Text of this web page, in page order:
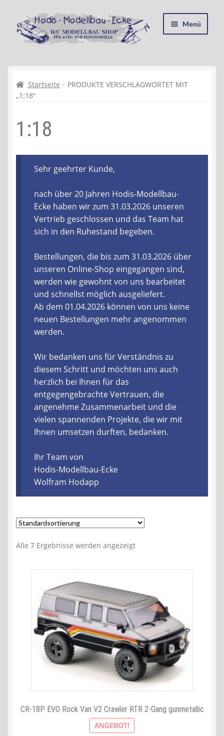
Zur
Navigation
springen
Zum
Inhalt
springen
Menü
Kasse
Recycling, Entsorgung und Umwelt
Shop
Warenkorb
Ablauf einer Bestellung
Zahlungsarten
Lieferzeit & Verfügbarkeit
Gutschein
Batterien- und Akku Verordnung
Elektro- und Elektronikgeräte Verordnung
Öle- und Schmierstoff Verordnung
Vereine & Foren
Kontakt
Startseite
PRODUKTE VERSCHLAGWORTET MIT
„1:18“
1:18
Sehr geehrter Kunde,
nach über 20 Jahren Hodis-Modellbau-
Ecke haben wir zum 31.03.2026 unseren
Vertrieb geschlossen und das Team hat
sich in den Ruhestand begeben.
Bestellungen, die bis zum 31.03.2026 über
unseren Online-Shop eingegangen sind,
werden wie gewohnt von uns bearbeitet
und schnellst möglich ausgeliefert.
Ab dem 01.04.2026 können von uns keine
neuen Bestellungen mehr angenommen
werden.
Wir bedanken uns für Verständnis zu
diesem Schritt und möchten uns auch
herzlich bei Ihnen für das
entgegengebrachte Vertrauen, die
angenehme Zusammenarbeit und die
vielen spannenden Projekte, die wir mit
Ihnen umsetzen durften, bedanken.
Ihr Team von
Hodis-Modellbau-Ecke
Wolfram Hodapp
Alle 7 Ergebnisse werden angezeigt
CR-18P EVO Rock Van V2 Crawler RTR 2-Gang gunmetallic
ANGEBOT!